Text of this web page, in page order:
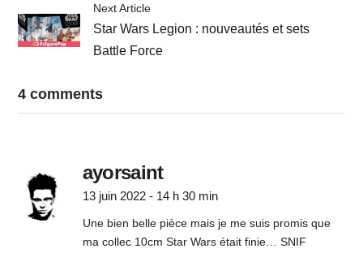
Next Article
Star Wars Legion : nouveautés et sets
Battle Force
4 comments
ayorsaint
13 juin 2022 - 14 h 30 min
Une bien belle pièce mais je me suis promis que
ma collec 10cm Star Wars était finie… SNIF